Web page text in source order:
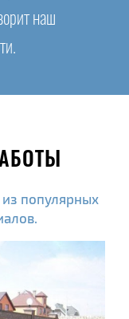
наш
популярных